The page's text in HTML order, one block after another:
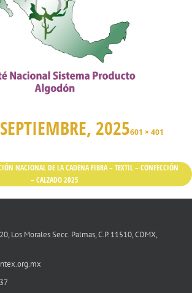
2025601 × 401
NACIONAL DE LA CADENA FIBRA – TEXTIL – CONFECCIÓN
– CALZADO 2025
Los Morales Secc. Palmas, C.P. 11510, CDMX,